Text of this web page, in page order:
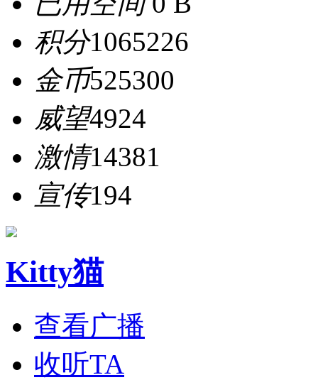
积分1065226
金币525300
威望4924
激情14381
宣传194
Kitty猫
查看广播
收听TA